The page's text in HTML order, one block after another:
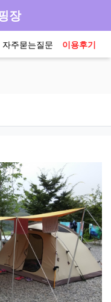
장
자주묻는질문 이용후기